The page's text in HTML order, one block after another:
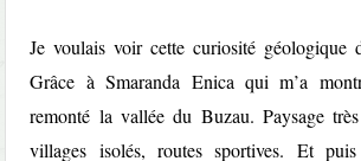
Je voulais voir cette curiosité géologique
Grâce àSmaranda Enica qui m’a
remonté la vallée du Buzau. Paysage
villages isolés, routes sportives. Et